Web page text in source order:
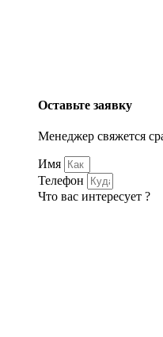
Оставьте заявку
Менеджер свяжется
Имя
Телефон
Что вас интересует ?